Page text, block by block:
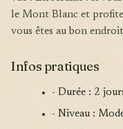
le Mont Blanc et profiter
vous êtes au bon
Infos pratiques
- Durée : 2
- Niveau :